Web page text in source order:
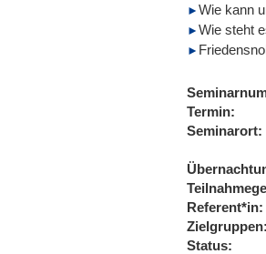
Wie kann
Wie steht
Termin
Seminarort
Referent*in
Zielgruppen
Status